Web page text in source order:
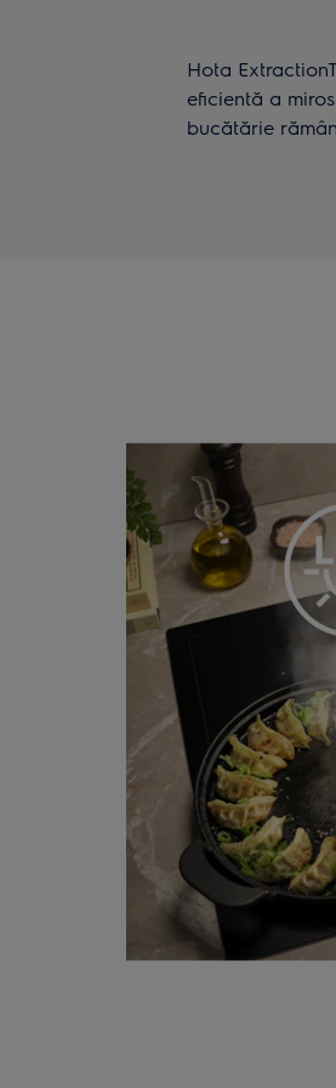
Hota
eficientă a
bucătărie